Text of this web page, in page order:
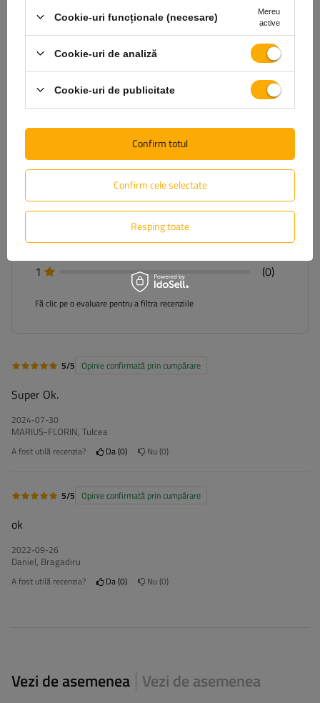
Adaugă părerea ta
Pentru o opinia vei primi100 pct.
în programul
Afișează numai recenziile confirmate de achiziție
4
(0)
2
(0)
1
(0)
Fă clic pe o evaluare pentru a filtra recenziile
5/5 Opinie confirmată prin cumpărare
Super Ok.
2024-07-30
MARIUS-FLORIN, Tulcea
A fost utilă recenzia? Da 0 Nu 0
5/5 Opinie confirmată prin cumpărare
ok
2022-09-26
Daniel, Bragadiru
A fost utilă recenzia? Da 0 Nu 0
Vezi de asemenea Vezi de asemenea
Cookie-uri funcționale (necesare)
Mereu
active
Cookie-uri de analiză
Cookie-uri de publicitate
Confirm cele selectate
Resping toate
Confirm totul